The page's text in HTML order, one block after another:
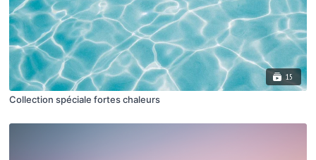
15
Collection spéciale fortes chaleurs